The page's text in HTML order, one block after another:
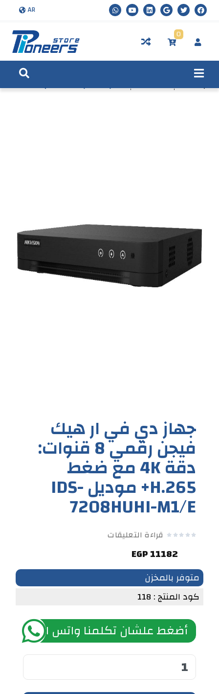
AR
0
جهاز دي في ار هيك
فيجن رقمي 8 قنوات:
دقة 4K مع ضغط
H.265+ موديل IDS-
7208HUHI-M1/E
قراءة التعليقات
11182 EGP
متوفر بالمخزن
كود المنتج : 118
أضغط علشان تكلمنا واتس اب